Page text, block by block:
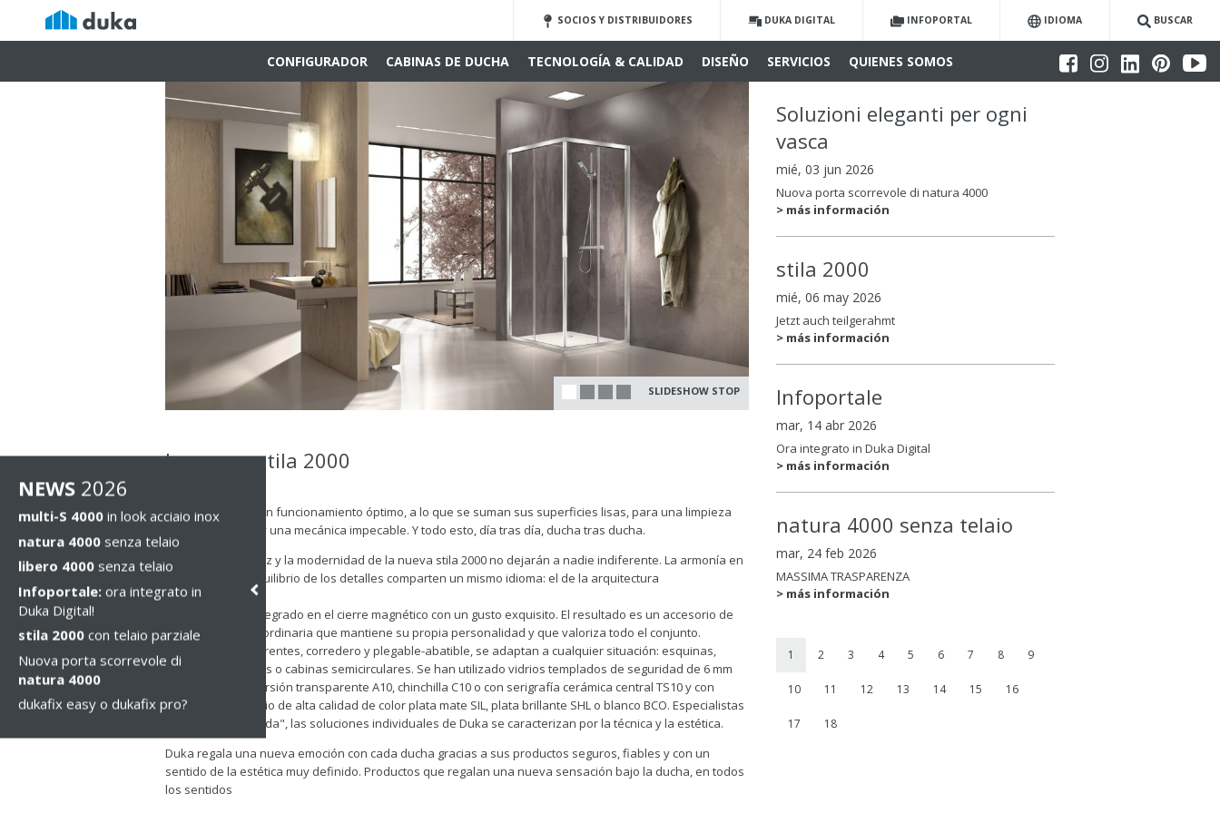
SOCIOS Y DISTRIBUIDORES DUKA DIGITAL INFOPORTAL IDIOMA BUSCAR
CONFIGURADOR CABINAS DE DUCHA TECNOLOGÍA & CALIDAD DISEÑO SERVICIOS QUIENES SOMOS
SLIDESHOW STOP
La nueva stila 2000
Un producto con un funcionamiento óptimo, a lo que se suman sus superficies lisas, para una limpieza
rápida y sencilla, y una mecánica impecable. Y todo esto, día tras día, ducha tras ducha.
El perfil, la sencillez y la modernidad de la nueva stila 2000 no dejarán a nadie indiferente. La armonía en
las formas y el equilibrio de los detalles comparten un mismo idioma: el de la arquitectura
contemporánea.
El tirador se ha integrado en el cierre magnético con un gusto exquisito. El resultado es un accesorio de
una belleza extraordinaria que mantiene su propia personalidad y que valoriza todo el conjunto.
Dos sistemas diferentes, corredero y plegable-abatible, se adaptan a cualquier situación: esquinas,
nichos, a tres lados o cabinas semicirculares. Se han utilizado vidrios templados de seguridad de 6 mm
de espesor, en versión transparente A10, chinchilla C10 o con serigrafía cerámica central TS10 y con
perfiles de aluminio de alta calidad de color plata mate SIL, plata brillante SHL o blanco BCO. Especialistas
del "hecho a medida", las soluciones individuales de Duka se caracterizan por la técnica y la estética.
Duka regala una nueva emoción con cada ducha gracias a sus productos seguros, fiables y con un
sentido de la estética muy definido. Productos que regalan una nueva sensación bajo la ducha, en todos
los sentidos
Soluzioni eleganti per ogni
vasca
mié, 03 jun 2026
Nuova porta scorrevole di natura 4000
> más información
stila 2000
mié, 06 may 2026
Jetzt auch teilgerahmt
> más información
Infoportale
mar, 14 abr 2026
Ora integrato in Duka Digital
> más información
natura 4000 senza telaio
mar, 24 feb 2026
MASSIMA TRASPARENZA
> más información
1 2 3 4 5 6 7 8 9
10 11 12 13 14 15 16
17 18
NEWS 2026
multi-S 4000 in look acciaio inox
natura 4000 senza telaio
libero 4000 senza telaio
Infoportale: ora integrato in
Duka Digital!
stila 2000 con telaio parziale
Nuova porta scorrevole di
natura 4000
dukafix easy o dukafix pro?